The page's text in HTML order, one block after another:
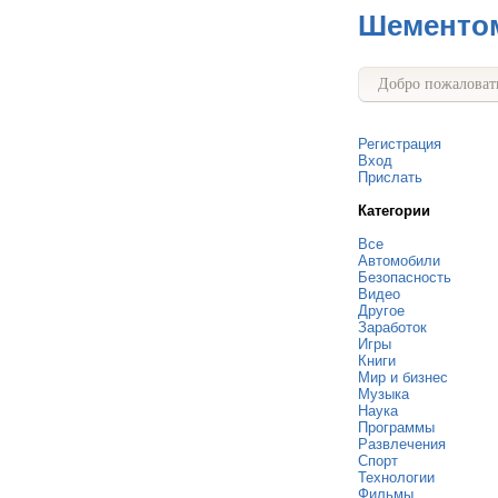
Добро
Регистрация
Вход
Прислать
Категории
Все
Автомобили
Безопасность
Видео
Другое
Заработок
Игры
Книги
Мир и бизнес
Музыка
Наука
Программы
Развлечения
Спорт
Технологии
Фильмы